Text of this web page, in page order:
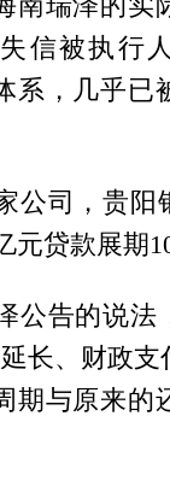
信被执行
系，几乎已
公司，贵阳
元贷款展期10
公告的说法
长、财政支
期与原来的